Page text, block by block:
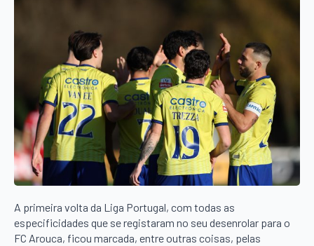
A primeira volta da Liga Portugal, com todas as
especificidades que se registaram no seu desenrolar para o
FC Arouca, ficou marcada, entre outras coisas, pelas